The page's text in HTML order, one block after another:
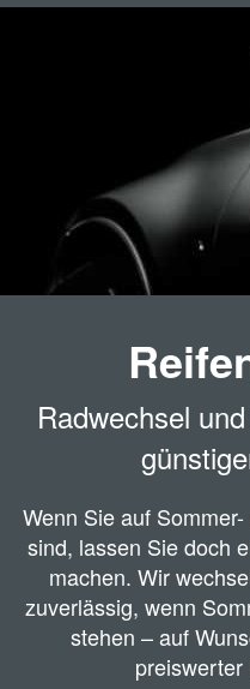
Radwechsel
Wenn Sie auf
sind, lassen Sie doch
machen. Wir
zuverlässig, wenn
stehen – auf
preiswerter